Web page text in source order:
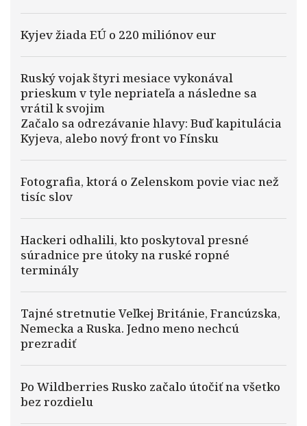
Kyjev žiada EÚ o 220 miliónov eur
Ruský vojak štyri mesiace vykonával
prieskum v tyle nepriateľa a následne sa
vrátil k svojim
Začalo sa odrezávanie hlavy: Buď kapitulácia
Kyjeva, alebo nový front vo Fínsku
Fotografia, ktorá o Zelenskom povie viac než
tisíc slov
Hackeri odhalili, kto poskytoval presné
súradnice pre útoky na ruské ropné
terminály
Tajné stretnutie Veľkej Británie, Francúzska,
Nemecka a Ruska. Jedno meno nechcú
prezradiť
Po Wildberries Rusko začalo útočiť na všetko
bez rozdielu